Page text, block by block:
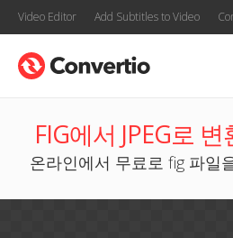
Video Editor Add Subtitles to Video
FIG에서 JPEG로
온라인에서 무료로 fig 파일